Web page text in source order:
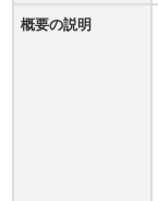
概要の説明